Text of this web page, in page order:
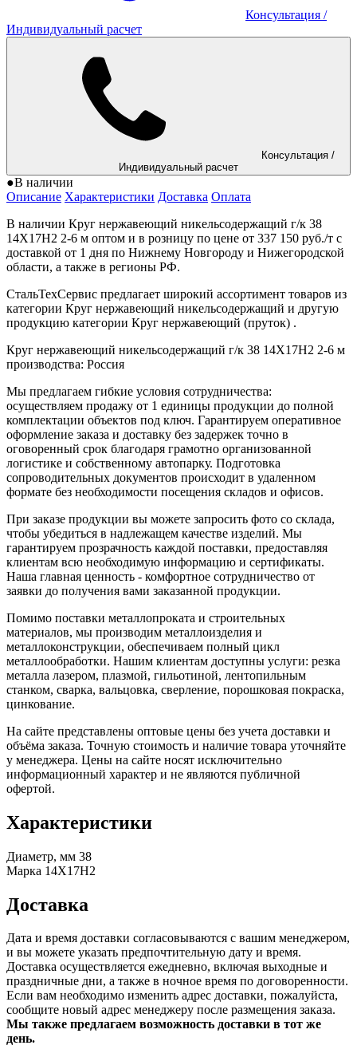
Консультация /
Индивидуальный расчет
Консультация /
Индивидуальный расчет
●В наличии
Описание Характеристики Доставка Оплата
В наличии Круг нержавеющий никельсодержащий г/к 38
14Х17Н2 2-6 м оптом и в розницу по цене от 337 150 руб./т с
доставкой от 1 дня по Нижнему Новгороду и Нижегородской
области, а также в регионы РФ.
СтальТехСервис предлагает широкий ассортимент товаров из
категории Круг нержавеющий никельсодержащий и другую
продукцию категории Круг нержавеющий (пруток) .
Круг нержавеющий никельсодержащий г/к 38 14Х17Н2 2-6 м
производства: Россия
Мы предлагаем гибкие условия сотрудничества:
осуществляем продажу от 1 единицы продукции до полной
комплектации объектов под ключ. Гарантируем оперативное
оформление заказа и доставку без задержек точно в
оговоренный срок благодаря грамотно организованной
логистике и собственному автопарку. Подготовка
сопроводительных документов происходит в удаленном
формате без необходимости посещения складов и офисов.
При заказе продукции вы можете запросить фото со склада,
чтобы убедиться в надлежащем качестве изделий. Мы
гарантируем прозрачность каждой поставки, предоставляя
клиентам всю необходимую информацию и сертификаты.
Наша главная ценность - комфортное сотрудничество от
заявки до получения вами заказанной продукции.
Помимо поставки металлопроката и строительных
материалов, мы производим металлоизделия и
металлоконструкции, обеспечиваем полный цикл
металлообработки. Нашим клиентам доступны услуги: резка
металла лазером, плазмой, гильотиной, лентопильным
станком, сварка, вальцовка, сверление, порошковая покраска,
цинкование.
На сайте представлены оптовые цены без учета доставки и
объёма заказа. Точную стоимость и наличие товара уточняйте
у менеджера. Цены на сайте носят исключительно
информационный характер и не являются публичной
офертой.
Характеристики
Диаметр, мм 38
Марка 14Х17Н2
Доставка
Дата и время доставки согласовываются с вашим менеджером,
и вы можете указать предпочтительную дату и время.
Доставка осуществляется ежедневно, включая выходные и
праздничные дни, а также в ночное время по договоренности.
Если вам необходимо изменить адрес доставки, пожалуйста,
сообщите новый адрес менеджеру после размещения заказа.
Мы также предлагаем возможность доставки в тот же
день.